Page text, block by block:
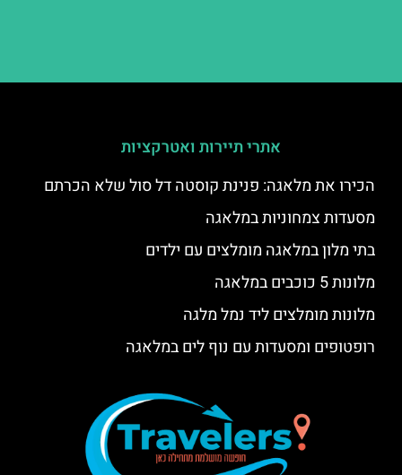
אתרי תיירות ואטרקציות
הכירו את מלאגה: פנינת קוסטה דל סול שלא הכרתם
מסעדות צמחוניות במלאגה
בתי מלון במלאגה מומלצים עם ילדים
מלונות 5 כוכבים במלאגה
מלונות מומלצים ליד נמל מלגה
רופטופים ומסעדות עם נוף לים במלאגה